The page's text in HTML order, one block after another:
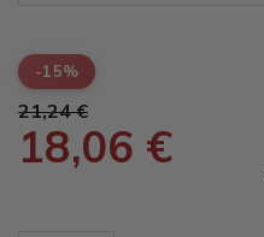
-15%
21,24 €
18,06 €